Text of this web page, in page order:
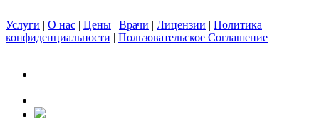
Услуги | О нас | Цены | Врачи | Лицензии | Политика
конфиденциальности | Пользовательское Соглашение